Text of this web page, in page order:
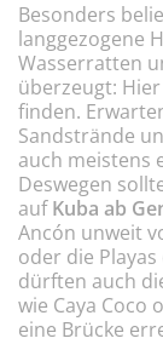
Besonders
langgezogene
Wasserratten
überzeugt:
finden.
Sandstrände
auch meistens
Deswegen
aufKuba ab
Ancón unweit
oder die
dürften auch
wie Caya Coco
eine Brücke